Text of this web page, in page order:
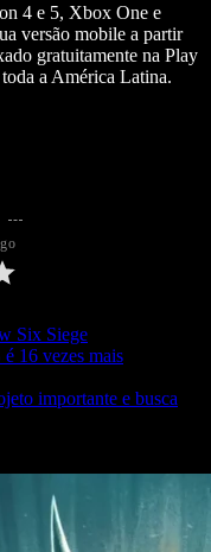
4 e 5, Xbox One e
versão mobile a partir
gratuitamente na Play
a América Latina.
Six Siege
16 vezes mais
importante e busca